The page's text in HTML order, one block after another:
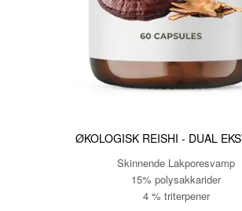
ØKOLOGISK REISHI - DUAL
Skinnende Lakporesvamp
15% polysakkarider
4 % triterpener